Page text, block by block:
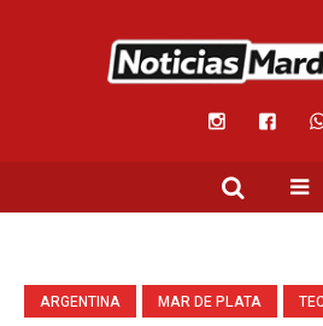
ARGENTINA MAR DE PLATA